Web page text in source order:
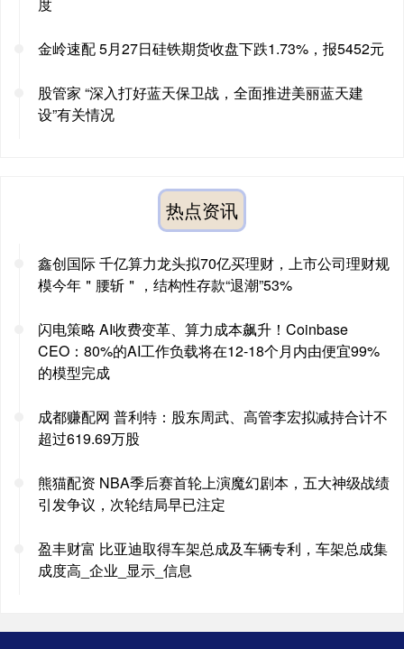
金岭速配 5月27日硅铁期货收盘下跌1.73%，报5452元
股管家 “深入打好蓝天保卫战，全面推进美丽蓝天建
设”有关情况
热点资讯
鑫创国际 千亿算力龙头拟70亿买理财，上市公司理财规
模今年＂腰斩＂，结构性存款“退潮”53%
闪电策略 AI收费变革、算力成本飙升！Coinbase
CEO：80%的AI工作负载将在12-18个月内由便宜99%
的模型完成
成都赚配网 普利特：股东周武、高管李宏拟减持合计不
超过619.69万股
熊猫配资 NBA季后赛首轮上演魔幻剧本，五大神级战绩
引发争议，次轮结局早已注定
盈丰财富 比亚迪取得车架总成及车辆专利，车架总成集
成度高_企业_显示_信息